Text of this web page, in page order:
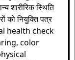
शारीरिक स्थिति
को नियुक्ति पत्र
health check
color